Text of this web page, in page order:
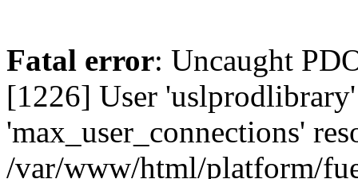
Fatal error: Uncaught
[1226] User 'uslprodlibrary'
'max_user_connections'
/var/www/html/platform/